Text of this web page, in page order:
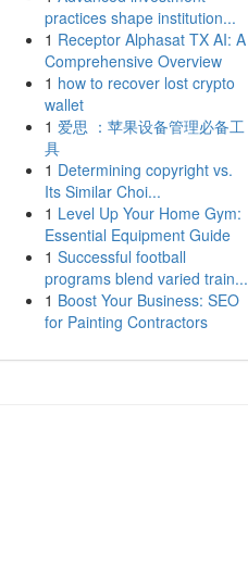
practices shape institution...
1 Receptor Alphasat TX AI: A
Comprehensive Overview
1 how to recover lost crypto
wallet
1 爱思 ：苹果设备管理必备工
具
1 Determining copyright vs.
Its Similar Choi...
1 Level Up Your Home Gym:
Essential Equipment Guide
1 Successful football
programs blend varied train...
1 Boost Your Business: SEO
for Painting Contractors